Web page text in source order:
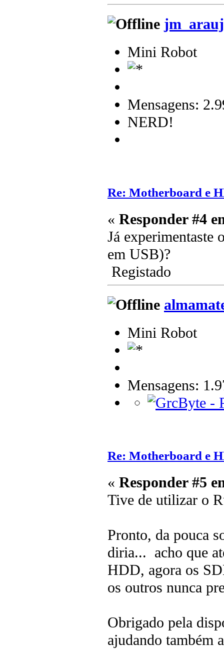
Mini Robot
Mensagens:
NERD!
Re: Motherboard e
« Responder #4
Já experimentaste
em USB)?
Registado
Mini Robot
Mensagens:
Re: Motherboard e
« Responder #5
Tive de utilizar o
Pronto, da pouca
diria... acho que
HDD, agora os
os outros nunca
Obrigado pela
ajudando também